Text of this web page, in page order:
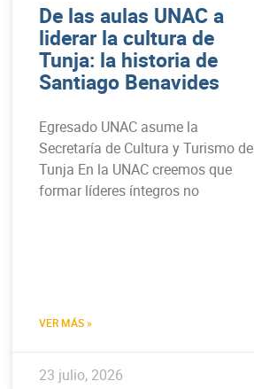
De las aulas UNAC a
liderar la cultura de
Tunja: la historia de
Santiago Benavides
Egresado UNAC asume la
Secretaría de Cultura y Turismo de
Tunja En la UNAC creemos que
formar líderes íntegros no
VER MÁS »
23 julio, 2026